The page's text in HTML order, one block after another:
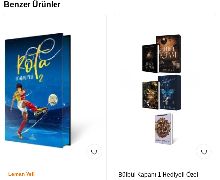
Benzer Ürünler
Leman Veli
Bülbül Kapanı 1 Hediyeli Özel